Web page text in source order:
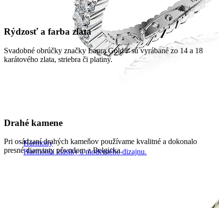
Harmony
Harmónia klasiky a moderného dizajnu.
Rýdzosť a farba zlata
Svadobné obrúčky značky Laura Gold® sú vyrábané zo 14 a 18
karátového zlata, striebra či platiny.
Drahé kamene
Pri osádzaní drahých kameňov používame kvalitné a dokonalo
presné diamanty pôvodom z Belgicka.